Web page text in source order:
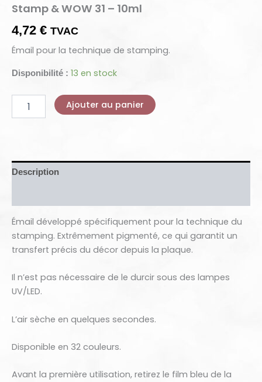
Stamp & WOW 31 – 10ml
4,72 € TVAC
Émail pour la technique de stamping.
Disponibilité : 13 en stock
Ajouter au panier
Description
Émail développé spécifiquement pour la technique du
stamping. Extrêmement pigmenté, ce qui garantit un
transfert précis du décor depuis la plaque.
Il n’est pas nécessaire de le durcir sous des lampes
UV/LED.
L’air sèche en quelques secondes.
Disponible en 32 couleurs.
Avant la première utilisation, retirez le film bleu de la